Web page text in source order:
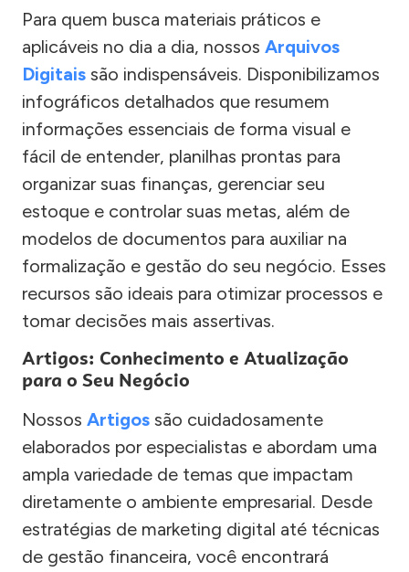
Para quem busca materiais práticos e
aplicáveis no dia a dia, nossos Arquivos
Digitais são indispensáveis. Disponibilizamos
infográficos detalhados que resumem
informações essenciais de forma visual e
fácil de entender, planilhas prontas para
organizar suas finanças, gerenciar seu
estoque e controlar suas metas, além de
modelos de documentos para auxiliar na
formalização e gestão do seu negócio. Esses
recursos são ideais para otimizar processos e
tomar decisões mais assertivas.
Artigos: Conhecimento e Atualização
para o Seu Negócio
Nossos Artigos são cuidadosamente
elaborados por especialistas e abordam uma
ampla variedade de temas que impactam
diretamente o ambiente empresarial. Desde
estratégias de marketing digital até técnicas
de gestão financeira, você encontrará